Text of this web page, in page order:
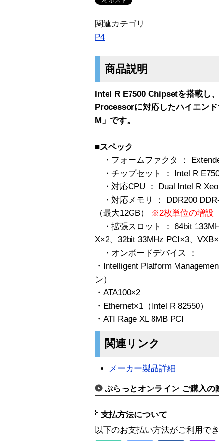
関連カテゴリ
P4
商品説明
Intel R E7500 Chipsetを搭載し
Processorに対応したハイエン
M」です。
■スペック
・フォームファクタ ：
・チップセット ： Intel R
・対応CPU ： Dual Intel R
・対応メモリ ： DDR200
（最大12GB）
※2枚単位の増設
・拡張スロット ： 64bit
X×2、32bit 33MHz PCI×3、
・オンボードデバイス ：
・Intelligent Platform
ン）
・ATA100×2
・Ethernet×1（Intel R 82550）
・ATI Rage XL 8MB PCI
関連リンク
メーカー製品詳細
ぷらっとオンライン ご購入の
支払方法について
以下のお支払い方法がご利用で